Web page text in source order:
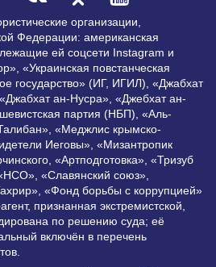
организации,
Федерации: американская
ей соцсети Instagram и
«Украинская повстанческая
государство» (ИГ, ИГИЛ), «Джабхат
ан-Нусра», «Джебхат ан-
партия (НБП), «Аль-
«Меджлис крымско-
Иеговы», «Мизантропик
«Артподготовка», «Тризуб
«Славянский союз»,
«Фонд борьбы с коррупцией»
признанная экстремистской,
по решению суда; её
включён в перечень